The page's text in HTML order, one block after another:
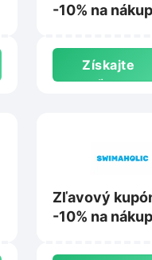
-10% na
Získajte
zľavu
Zľavový
-10% na